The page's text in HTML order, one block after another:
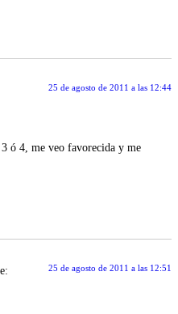
25 de agosto de 2011 a las 12:44
ó 4, me veo favorecida y me
25 de agosto de 2011 a las 12:51